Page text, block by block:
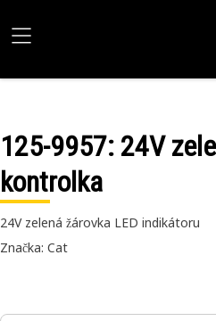
125-9957: 24V
kontrolka
24V zelená žárovka LED indikátoru
Značka: Cat